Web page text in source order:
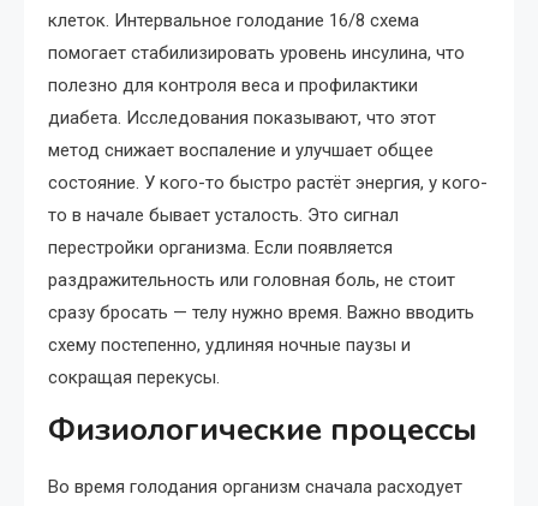
клеток. Интервальное голодание 16/8 схема
помогает стабилизировать уровень инсулина, что
полезно для контроля веса и профилактики
диабета. Исследования показывают, что этот
метод снижает воспаление и улучшает общее
состояние. У кого-то быстро растёт энергия, у кого-
то в начале бывает усталость. Это сигнал
перестройки организма. Если появляется
раздражительность или головная боль, не стоит
сразу бросать — телу нужно время. Важно вводить
схему постепенно, удлиняя ночные паузы и
сокращая перекусы.
Физиологические процессы
Во время голодания организм сначала расходует